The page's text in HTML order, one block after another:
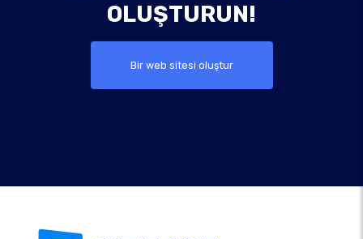
OLUŞTURUN!
Bir web sitesi oluştur